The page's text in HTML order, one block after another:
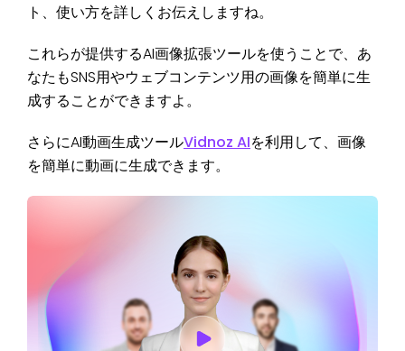
ト、使い方を詳しくお伝えしますね。
これらが提供するAI画像拡張ツールを使うことで、あ
なたもSNS用やウェブコンテンツ用の画像を簡単に生
成することができますよ。
さらにAI動画生成ツールVidnoz AIを利用して、画像
を簡単に動画に生成できます。